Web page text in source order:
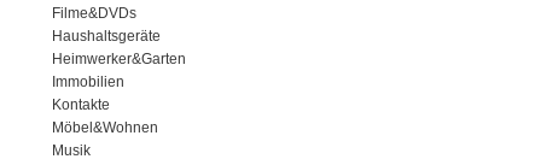
Filme&DVDs
Haushaltsgeräte
Heimwerker&Garten
Immobilien
Kontakte
Möbel&Wohnen
Musik